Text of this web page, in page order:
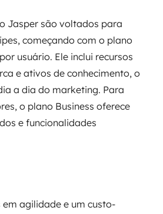
Jasper são voltados para
começando com o plano
usuário. Ele inclui recursos
e ativos de conhecimento, o
a dia do marketing. Para
o plano Business oferece
e funcionalidades
agilidade e um custo-